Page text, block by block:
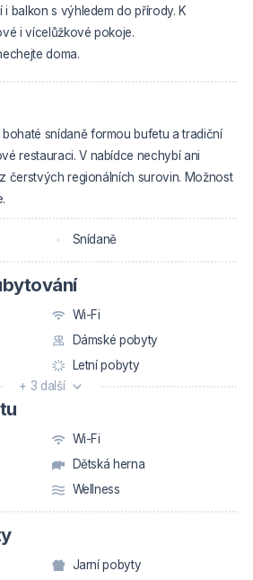
i balkon s výhledem do přírody. K
i vícelůžkové pokoje.
doma.
snídaně formou bufetu a tradiční
restauraci. V nabídce nechybí ani
čerstvých regionálních surovin. Možnost
Snídaně
Wi-Fi
Dámské pobyty
Letní pobyty
+ 3 další
Wi-Fi
Dětská herna
Wellness
Jarní pobyty